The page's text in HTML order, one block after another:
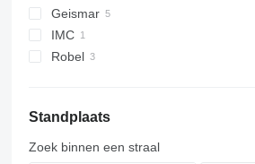
Geismar
IMC
Robel
Standplaats
Zoek binnen een straal